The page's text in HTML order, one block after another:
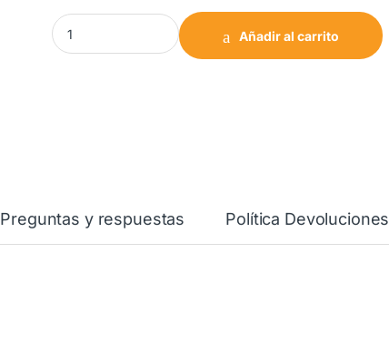
Motor Ventilador Frigorifíco LG. EAU63103001 cantidad
Añadir al carrito
Preguntas y respuestas Política Devoluciones